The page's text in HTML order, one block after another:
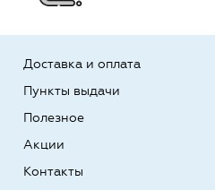
Доставка и оплата
Пункты выдачи
Полезное
Акции
Контакты